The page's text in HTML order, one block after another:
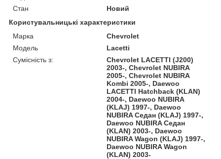
Стан
Новий
Користувальницькі характеристики
Марка
Chevrolet
Модель
Lacetti
Сумісність з:
Chevrolet LACETTI (J200)
2003-, Chevrolet NUBIRA
2005-, Chevrolet NUBIRA
Kombi 2005-, Daewoo
LACETTI Hatchback (KLAN)
2004-, Daewoo NUBIRA
(KLAJ) 1997-, Daewoo
NUBIRA Седан (KLAJ) 1997-,
Daewoo NUBIRA Седан
(KLAN) 2003-, Daewoo
NUBIRA Wagon (KLAJ) 1997-,
Daewoo NUBIRA Wagon
(KLAN) 2003-